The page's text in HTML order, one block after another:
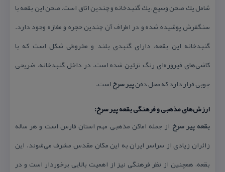
شامل یك صحن وسیع، یك گنبدخانه و چندین اتاق است. صحن این بقعه با
سنگفرش پوشیده شده و در اطراف آن چندین حجره و مغازه وجود دارد.
گنبدخانه این بقعه، دارای گنبدی بلند و مخروطی شكل است كه با
كاشی‌های فیروزه‌ای رنگ تزئین شده است. در داخل گنبدخانه، ضریحی
چوبی قرار دارد كه محل دفنپیر سرخاست.
ارزش‌های مذهبی و فرهنگی بقعه پیر سرخ:
بقعه پیر سرخ از جمله اماكن مذهبی مهم استان فارس است و هر ساله
زائران زیادی از سراسر ایران به این مكان مقدس مشرف می‌شوند. این
بقعه، همچنین از نظر فرهنگی نیز از اهمیت بالایی برخوردار است و در